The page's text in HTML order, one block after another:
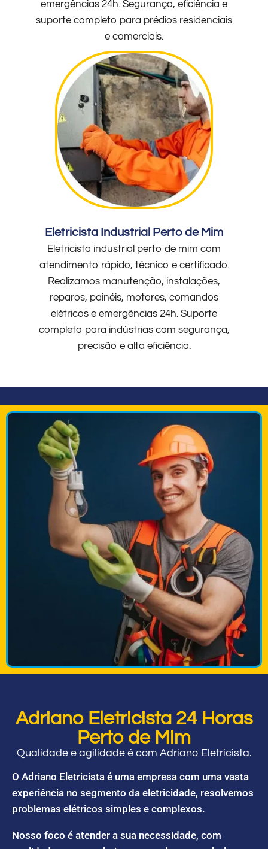
emergências 24h. Segurança, eficiência e
suporte completo para prédios residenciais
e comerciais.
Eletricista Industrial Perto de Mim
Eletricista industrial perto de mim com
atendimento rápido, técnico e certificado.
Realizamos manutenção, instalações,
reparos, painéis, motores, comandos
elétricos e emergências 24h. Suporte
completo para indústrias com segurança,
precisão e alta eficiência.
Adriano Eletricista 24 Horas
Perto de Mim
Qualidade e agilidade é com Adriano Eletricista.
O Adriano Eletricista é uma empresa com uma vasta
experiência no segmento da eletricidade, resolvemos
problemas elétricos simples e complexos.
Nosso foco é atender a sua necessidade, com